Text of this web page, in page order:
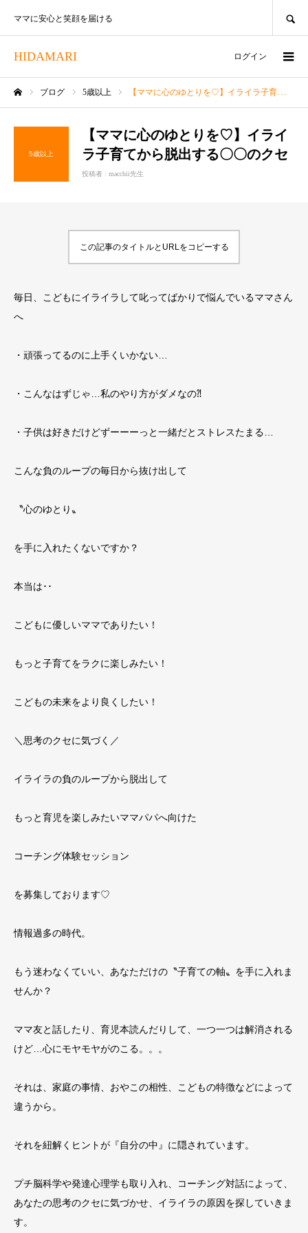
HIDAMARI
ママに安心と笑顔を届ける
ログイン
ブログ 5歳以上 【ママに心のゆとりを♡】イライラ子育てから脱出する〇〇のクセ
5歳以上
【ママに心のゆとりを♡】イライ
ラ子育てから脱出する〇〇のクセ
投稿者 : macchii先生
この記事のタイトルとURLをコピーする
毎日、こどもにイライラして叱ってばかりで悩んでいるママさん
へ
・頑張ってるのに上手くいかない
・こんなはずじゃ 私のやり方がダメなの⁈
・子供は好きだけどずーーーっと一緒だとストレスたまる
こんな負のループの毎日から抜け出して
〝心のゆとり〟
を手に入れたくないですか？
本当は･･
こどもに優しいママでありたい！
もっと子育てをラクに楽しみたい！
こどもの未来をより良くしたい！
＼思考のクセに気づく／
イライラの負のループから脱出して
もっと育児を楽しみたいママパパへ向けた
コーチング体験セッション
を募集しております♡
情報過多の時代。
もう迷わなくていい、あなただけの〝子育ての軸〟を手に入れま
せんか？
ママ友と話したり、育児本読んだりして、一つ一つは解消される
けど
心にモヤモヤがのこる。。。
それは、家庭の事情、おやこの相性、こどもの特徴などによって
違うから。
それを紐解くヒントが『自分の中』に隠されています。
プチ脳科学や発達心理学も取り入れ、コーチング対話によって、
あなたの思考のクセに気づかせ、イライラの原因を探していきま
す。